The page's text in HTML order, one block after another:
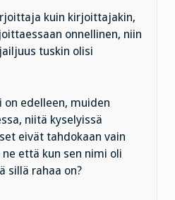
kuin kirjoittajakin,
onnellinen, niin
tuskin olisi
edelleen, muiden
niitä kyselyissä
eivät tahdokaan vain
ne että kun sen nimi oli
sillä rahaa on?